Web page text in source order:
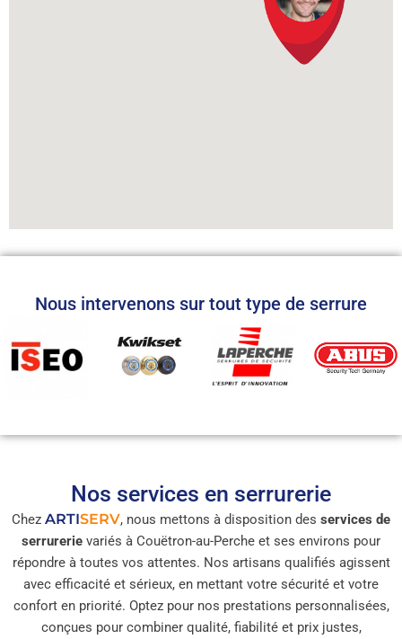
Nous intervenons sur tout type de serrure
Nos services en serrurerie
Chez ARTISERV, nous mettons à disposition des services de
serrurerie variés à Couëtron-au-Perche et ses environs pour
répondre à toutes vos attentes. Nos artisans qualifiés agissent
avec efficacité et sérieux, en mettant votre sécurité et votre
confort en priorité. Optez pour nos prestations personnalisées,
conçues pour combiner qualité, fiabilité et prix justes,